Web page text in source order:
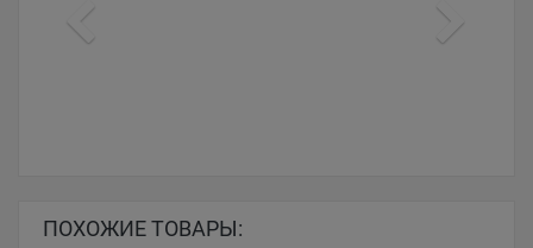
ПОХОЖИЕ ТОВАРЫ: